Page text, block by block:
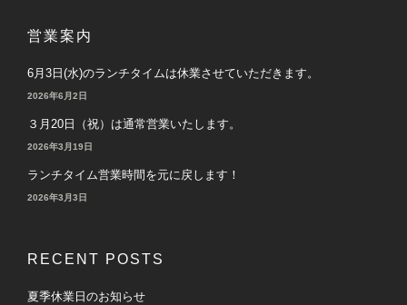
営業案内
6月3日(水)のランチタイムは休業させていただきます。
2026年6月2日
３月20日（祝）は通常営業いたします。
2026年3月19日
ランチタイム営業時間を元に戻します！
2026年3月3日
RECENT POSTS
夏季休業日のお知らせ